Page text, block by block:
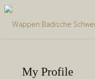
Zum
springen
My Profile